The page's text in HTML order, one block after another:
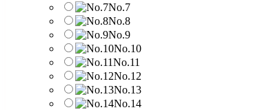
No.7
No.8
No.9
No.10
No.11
No.12
No.13
No.14